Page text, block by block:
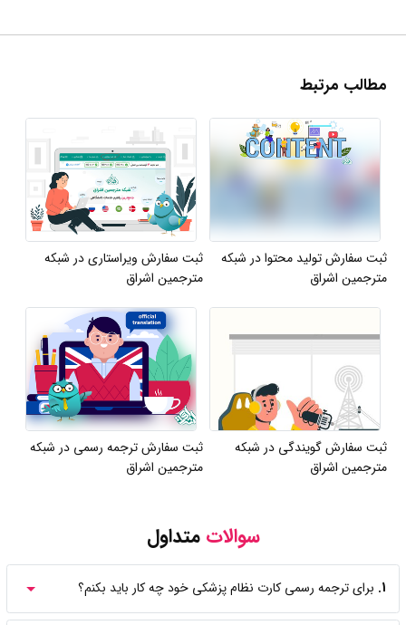
مطالب مرتبط
ثبت سفارش تولید محتوا در شبکه
مترجمین اشراق
ثبت سفارش ویراستاری در شبکه
مترجمین اشراق
ثبت سفارش گویندگی در شبکه
مترجمین اشراق
ثبت سفارش ترجمه رسمی در شبکه
مترجمین اشراق
سوالاتمتداول
1. برای ترجمه رسمی کارت نظام پزشکی خود چه کار باید بکنم؟